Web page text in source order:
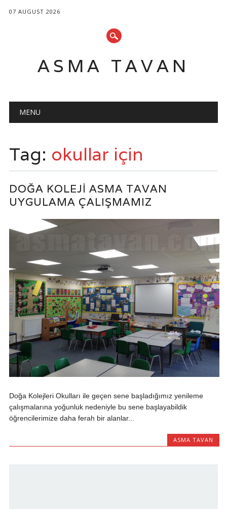
07 AUGUST 2026
ASMA TAVAN
Main menu
MENU
Tag: okullar için
DOĞA KOLEJI ASMA TAVAN
UYGULAMA ÇALIŞMAMIZ
Doğa Kolejleri Okulları ile geçen sene başladığımız yenileme
çalışmalarına yoğunluk nedeniyle bu sene başlayabildik
öğrencilerimize daha ferah bir alanlar...
ASMA TAVAN